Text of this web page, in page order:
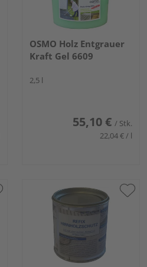
OSMO Holz Entgrauer
Kraft Gel 6609
2,5 l
55,10 € / Stk.
22,04 € / l